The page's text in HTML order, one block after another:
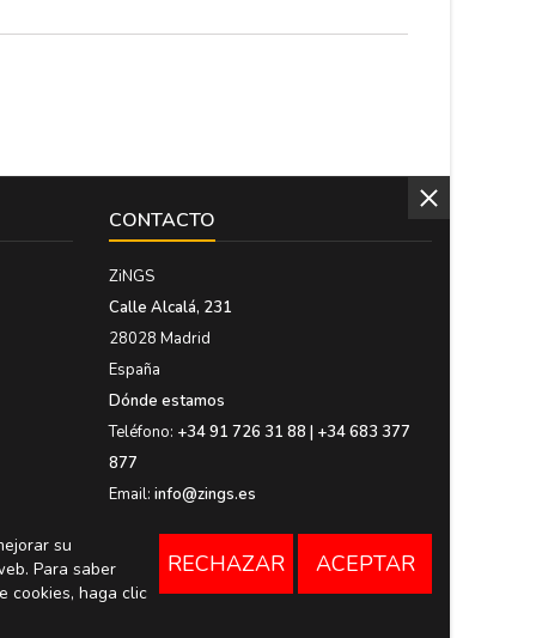
CONTACTO
ZiNGS
Calle Alcalá, 231
28028 Madrid
España
Dónde estamos
Teléfono: +34 91 726 31 88 | +34 683 377
877
Email: info@zings.es
su
Para saber
cookies, haga clic
RECHAZAR ACEPTAR